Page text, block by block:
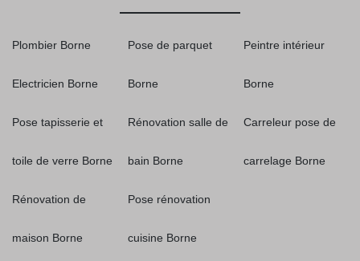
Plombier Borne
Electricien Borne
Pose tapisserie et
toile de verre Borne
Rénovation de
maison Borne
Pose de parquet
Borne
Rénovation salle de
bain Borne
Pose rénovation
cuisine Borne
Peintre intérieur
Borne
Carreleur pose de
carrelage Borne